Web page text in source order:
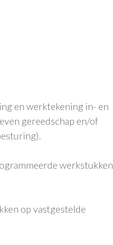
en werktekening in- en
gereedschap en/of
werkstukken
op vastgestelde